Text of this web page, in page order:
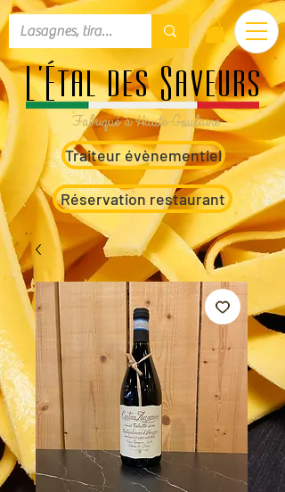
L'Étal des Saveurs
Fabriqué à Haute-Goulaine
Réservation restaurant
Traiteur évènementiel